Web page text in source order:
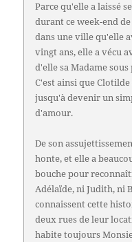
Parce qu'elle a laissé
durant ce week-end
dans une ville qu'elle
vingt ans, elle a vécu
d'elle sa Madame
C'est ainsi que
jusqu'à devenir un
d'amour.
De son
honte, et elle a
bouche pour
Adélaïde, ni Judith, ni
connaissent cette
deux rues de leur
habite toujours